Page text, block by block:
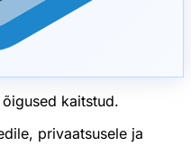
kaitstud.
privaatsusele ja